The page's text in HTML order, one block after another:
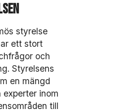
styrelse
ett stort
och
Styrelsens
en mängd
experter inom
till